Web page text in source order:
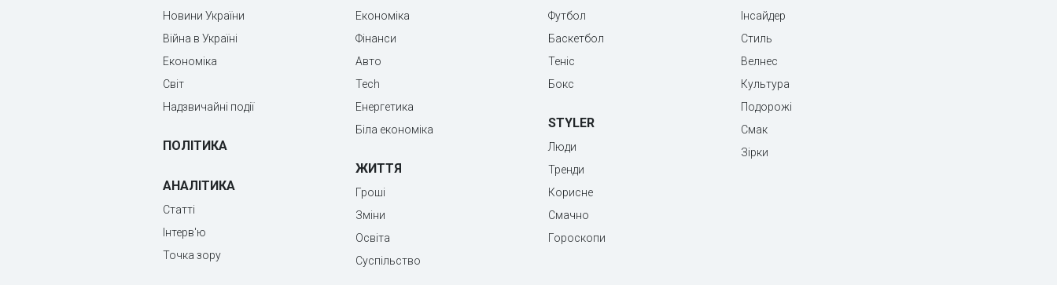
Новини України
Війна в Україні
Економіка
Світ
Надзвичайні події
ПОЛІТИКА
АНАЛІТИКА
Статті
Інтерв'ю
Точка зору
Економіка
Фінанси
Авто
Tech
Енергетика
Біла економіка
ЖИТТЯ
Гроші
Зміни
Освіта
Суспільство
Футбол
Баскетбол
Теніс
Бокс
STYLER
Люди
Тренди
Корисне
Смачно
Гороскопи
Інсайдер
Стиль
Велнес
Культура
Подорожі
Смак
Зірки